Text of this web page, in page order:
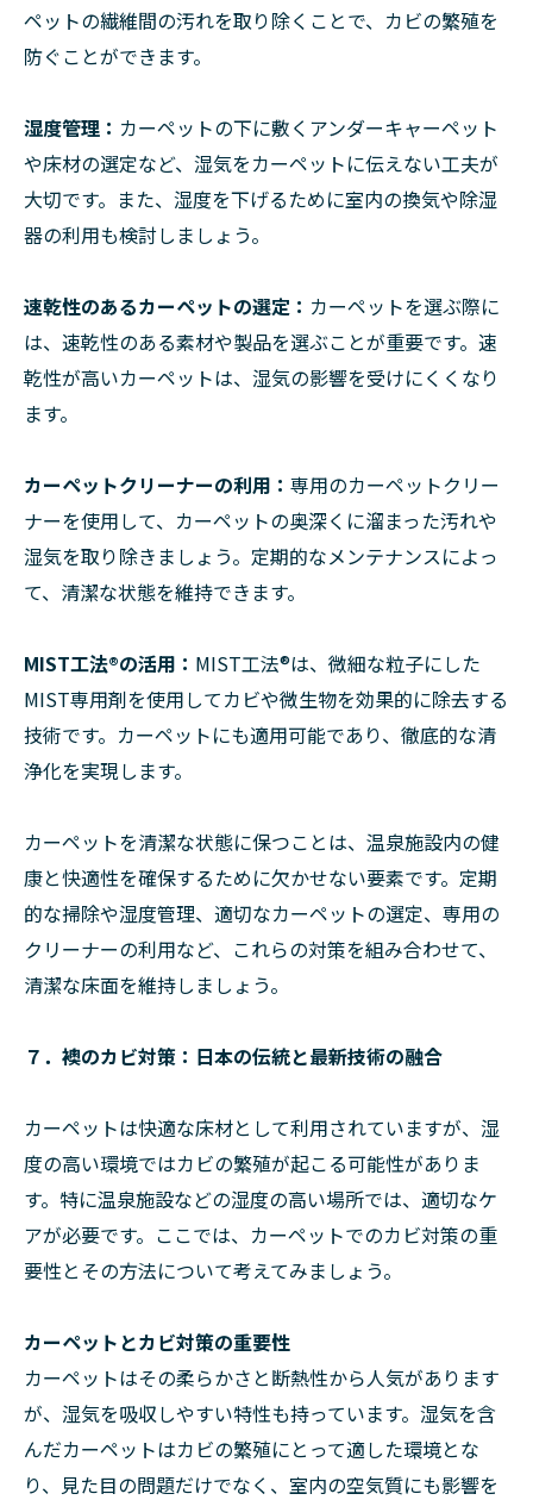
ペットの繊維間の汚れを取り除くことで、カビの繁殖を
防ぐことができます。
湿度管理： カーペットの下に敷くアンダーキャーペット
や床材の選定など、湿気をカーペットに伝えない工夫が
大切です。また、湿度を下げるために室内の換気や除湿
器の利用も検討しましょう。
速乾性のあるカーペットの選定： カーペットを選ぶ際に
は、速乾性のある素材や製品を選ぶことが重要です。速
乾性が高いカーペットは、湿気の影響を受けにくくなり
ます。
カーペットクリーナーの利用： 専用のカーペットクリー
ナーを使用して、カーペットの奥深くに溜まった汚れや
湿気を取り除きましょう。定期的なメンテナンスによっ
て、清潔な状態を維持できます。
MIST工法®︎の活用： MIST工法®︎は、微細な粒子にした
MIST専用剤を使用してカビや微生物を効果的に除去する
技術です。カーペットにも適用可能であり、徹底的な清
浄化を実現します。
カーペットを清潔な状態に保つことは、温泉施設内の健
康と快適性を確保するために欠かせない要素です。定期
的な掃除や湿度管理、適切なカーペットの選定、専用の
クリーナーの利用など、これらの対策を組み合わせて、
清潔な床面を維持しましょう。
７．襖のカビ対策：日本の伝統と最新技術の融合
カーペットは快適な床材として利用されていますが、湿
度の高い環境ではカビの繁殖が起こる可能性がありま
す。特に温泉施設などの湿度の高い場所では、適切なケ
アが必要です。ここでは、カーペットでのカビ対策の重
要性とその方法について考えてみましょう。
カーペットとカビ対策の重要性
カーペットはその柔らかさと断熱性から人気があります
が、湿気を吸収しやすい特性も持っています。湿気を含
んだカーペットはカビの繁殖にとって適した環境とな
り、見た目の問題だけでなく、室内の空気質にも影響を